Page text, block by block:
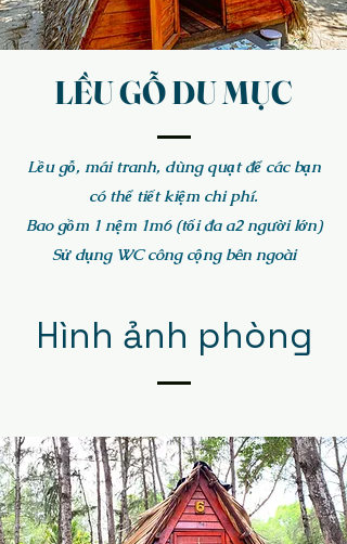
LỀU GỖ DU MỤC
Lều gỗ, mái tranh, dùng quạt để các bạn
có thể tiết kiệm chi phí.
Bao gồm 1 nệm 1m6 (tối đa a2 người lớn)
Sử dụng WC công cộng bên ngoài
Hình ảnh phòng